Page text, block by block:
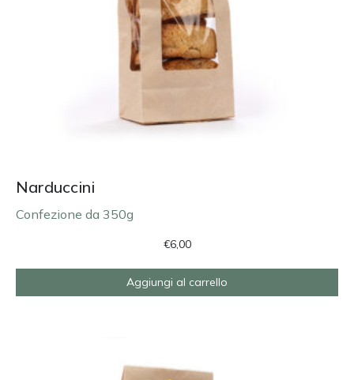
Narduccini
Confezione da 350g
€6,00
Aggiungi al carrello